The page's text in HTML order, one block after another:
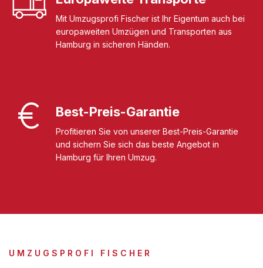
Mit Umzugsprofi Fischer ist Ihr Eigentum auch bei
europaweiten Umzügen und Transporten aus
Hamburg in sicheren Händen.
Best-Preis-Garantie
Profitieren Sie von unserer Best-Preis-Garantie
und sichern Sie sich das beste Angebot in
Hamburg für Ihren Umzug.
UMZUGSPROFI FISCHER